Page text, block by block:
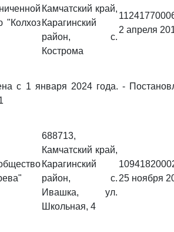
"Колхоз
Камчатский край,
Карагинский
район, с.
Кострома
2 апреля
с 1 января 2024 года. -
688713,
Камчатский край,
Карагинский
район, с.
Ивашка, ул.
Школьная, 4
25 ноября